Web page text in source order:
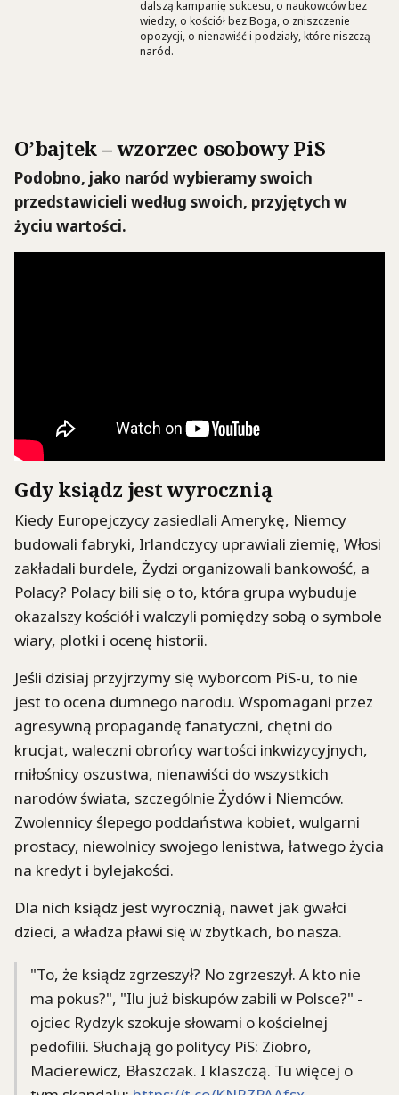
dalszą kampanię sukcesu, o naukowców bez
wiedzy, o kościół bez Boga, o zniszczenie
opozycji, o nienawiść i podziały, które niszczą
naród.
O’bajtek – wzorzec osobowy PiS
Podobno, jako naród wybieramy swoich
przedstawicieli według swoich, przyjętych w
życiu wartości.
Gdy ksiądz jest wyrocznią
Kiedy Europejczycy zasiedlali Amerykę, Niemcy
budowali fabryki, Irlandczycy uprawiali ziemię, Włosi
zakładali burdele, Żydzi organizowali bankowość, a
Polacy? Polacy bili się o to, która grupa wybuduje
okazalszy kościół i walczyli pomiędzy sobą o symbole
wiary, plotki i ocenę historii.
Jeśli dzisiaj przyjrzymy się wyborcom PiS-u, to nie
jest to ocena dumnego narodu. Wspomagani przez
agresywną propagandę fanatyczni, chętni do
krucjat, waleczni obrońcy wartości inkwizycyjnych,
miłośnicy oszustwa, nienawiści do wszystkich
narodów świata, szczególnie Żydów i Niemców.
Zwolennicy ślepego poddaństwa kobiet, wulgarni
prostacy, niewolnicy swojego lenistwa, łatwego życia
na kredyt i bylejakości.
Dla nich ksiądz jest wyrocznią, nawet jak gwałci
dzieci, a władza pławi się w zbytkach, bo nasza.
"To, że ksiądz zgrzeszył? No zgrzeszył. A kto nie
ma pokus?", "Ilu już biskupów zabili w Polsce?" -
ojciec Rydzyk szokuje słowami o kościelnej
pedofilii. Słuchają go politycy PiS: Ziobro,
Macierewicz, Błaszczak. I klaszczą. Tu więcej o